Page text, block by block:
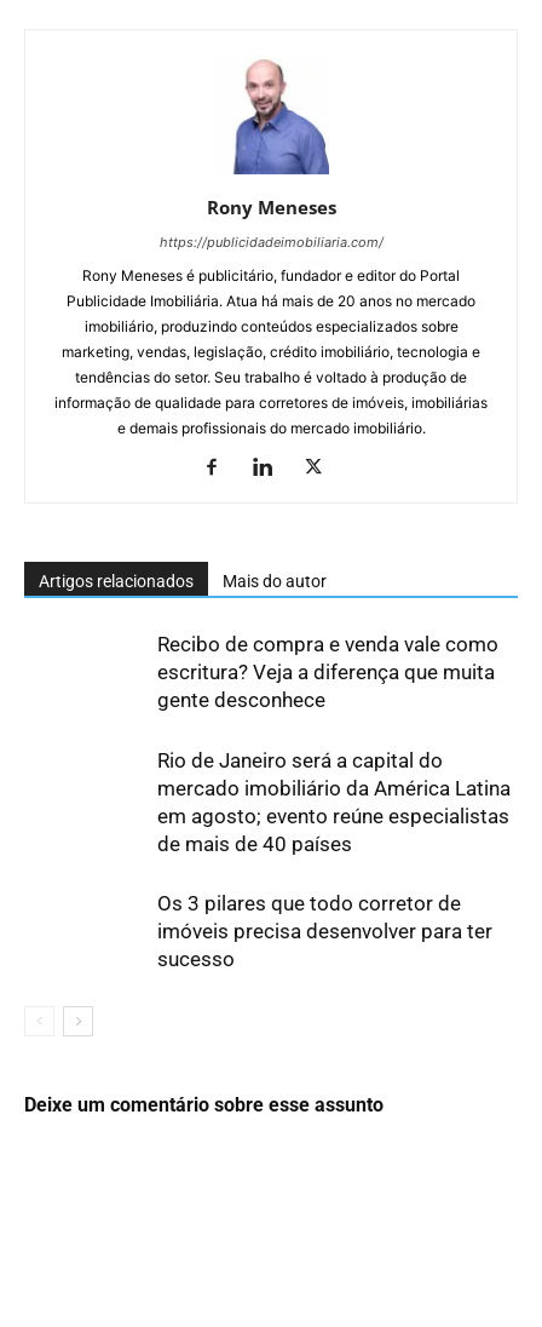
Rony Meneses
https://publicidadeimobiliaria.com/
Rony Meneses é publicitário, fundador e editor do Portal
Publicidade Imobiliária. Atua há mais de 20 anos no mercado
imobiliário, produzindo conteúdos especializados sobre
marketing, vendas, legislação, crédito imobiliário, tecnologia e
tendências do setor. Seu trabalho é voltado à produção de
informação de qualidade para corretores de imóveis, imobiliárias
e demais profissionais do mercado imobiliário.
Artigos relacionados Mais do autor
Recibo de compra e venda vale como
escritura? Veja a diferença que muita
gente desconhece
Rio de Janeiro será a capital do
mercado imobiliário da América Latina
em agosto; evento reúne especialistas
de mais de 40 países
Os 3 pilares que todo corretor de
imóveis precisa desenvolver para ter
sucesso
Deixe um comentário sobre esse assunto